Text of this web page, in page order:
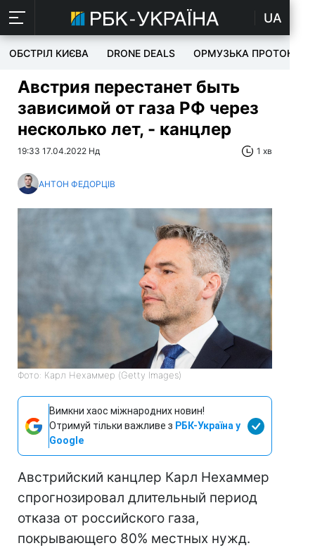
UA
ОБСТРІЛ КИЄВА DRONE DEALS ОРМУЗЬКА ПРОТОКА
Австрия перестанет быть
зависимой от газа РФ через
несколько лет, - канцлер
19:33 17.04.2022 Нд 1 хв
АНТОН ФЕДОРЦІВ
Фото: Карл Нехаммер (Getty Images)
Вимкни хаос міжнародних новин!
Отримуй тільки важливе з РБК-Україна у
Google
Австрийский канцлер Карл Нехаммер
спрогнозировал длительный период
отказа от российского газа,
покрывающего 80% местных нужд.